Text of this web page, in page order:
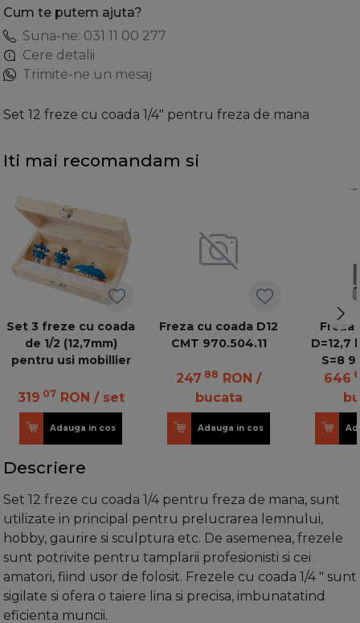
Cum te putem ajuta?
Suna-ne: 031 11 00 277
Cere detalii
Trimite-ne un mesaj
Set 12 freze cu coada 1/4" pentru freza de mana
Iti mai recomandam si
Set 3 freze cu coada
de 1/2 (12,7mm)
pentru usi mobillier
319 07 RON / set
Adauga in cos
Freza cu coada D12
CMT 970.504.11
247 88 RON /
bucata
Adauga in cos
Freza
D=12,7
S=8
646
Descriere
Set 12 freze cu coada 1/4 pentru freza de mana, sunt
utilizate in principal pentru prelucrarea lemnului,
hobby, gaurire si sculptura etc. De asemenea, frezele
sunt potrivite pentru tamplarii profesionisti si cei
amatori, fiind usor de folosit. Frezele cu coada 1/4 " sunt
sigilate si ofera o taiere lina si precisa, imbunatatind
eficienta muncii.